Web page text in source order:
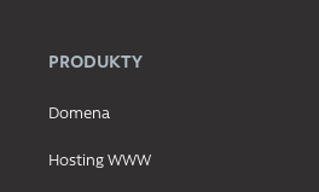
PRODUKTY
Domena
Hosting WWW